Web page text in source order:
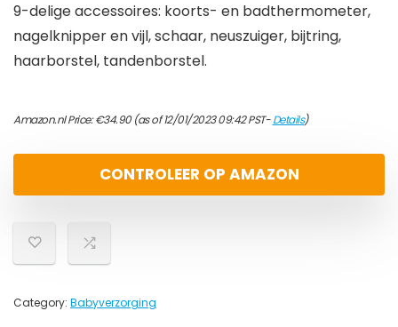
9-delige accessoires: koorts- en badthermometer,
nagelknipper en vijl, schaar, neuszuiger, bijtring,
haarborstel, tandenborstel.
Amazon.nl Price:€34.90(as of 12/01/2023 09:42 PST-Details)
CONTROLEER OP AMAZON
Category: Babyverzorging